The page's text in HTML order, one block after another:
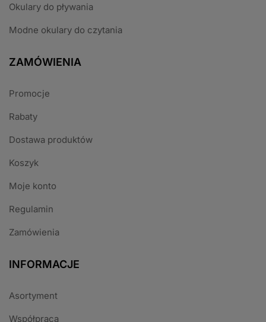
Okulary do pływania
Modne okulary do czytania
ZAMÓWIENIA
Promocje
Rabaty
Dostawa produktów
Koszyk
Moje konto
Regulamin
Zamówienia
INFORMACJE
Asortyment
Współpraca